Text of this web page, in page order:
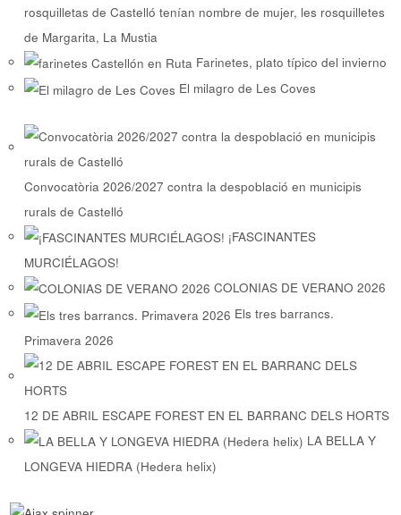
rosquilletas de Castelló tenían nombre de mujer, les rosquilletes
de Margarita, La Mustia
Farinetes, plato típico del invierno
El milagro de Les Coves
Convocatòria 2026/2027 contra la despoblació en municipis
rurals de Castelló
¡FASCINANTES
MURCIÉLAGOS!
COLONIAS DE VERANO 2026
Els tres barrancs.
Primavera 2026
12 DE ABRIL ESCAPE FOREST EN EL BARRANC DELS HORTS
LA BELLA Y
LONGEVA HIEDRA (Hedera helix)